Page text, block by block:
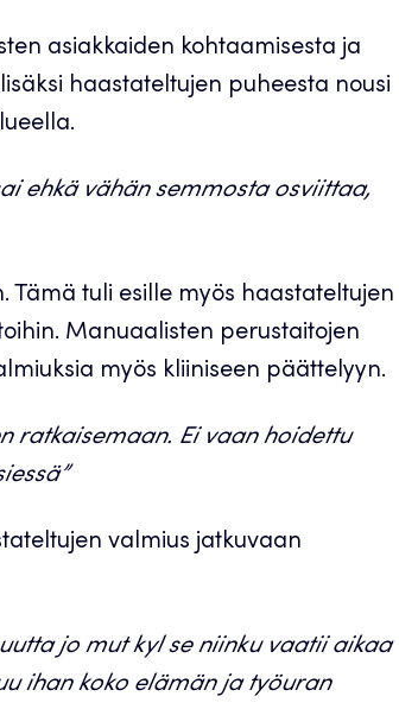
asiakkaiden kohtaamisesta ja
haastateltujen puheesta nousi
ehkä vähän semmosta osviittaa,
Tämä tuli esille myös haastateltujen
Manuaalisten perustaitojen
myös kliiniseen päättelyyn.
ratkaisemaan. Ei vaan hoidettu
valmius jatkuvaan
jo mut kyl se niinku vaatii aikaa
ihan koko elämän ja työuran